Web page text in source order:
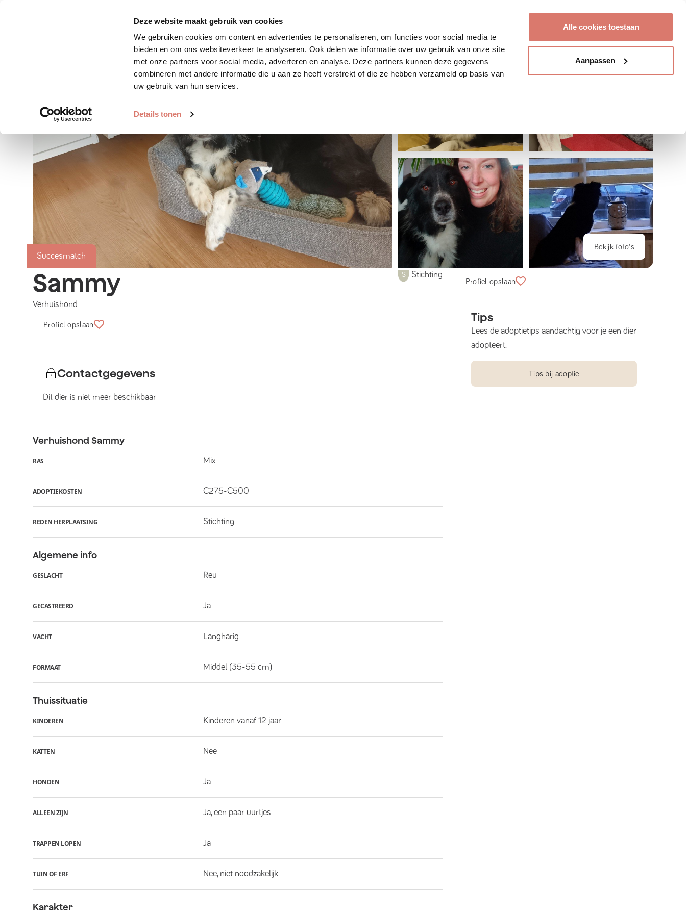
Deze website maakt gebruik van cookies
We gebruiken cookies om content en advertenties te personaliseren, om functies voor social media te
bieden en om ons websiteverkeer te analyseren. Ook delen we informatie over uw gebruik van onze site
met onze partners voor social media, adverteren en analyse. Deze partners kunnen deze gegevens
combineren met andere informatie die u aan ze heeft verstrekt of die ze hebben verzameld op basis van
uw gebruik van hun services.
Details tonen
Alle cookies toestaan
Aanpassen
Zoek huisdier Plaats huisdier Hoe werkt het?
Succesmatch
Bekijk foto's
Sammy
Verhuishond
Stichting
Profiel opslaan
Contactgegevens
Dit dier is niet meer beschikbaar
Verhuishond Sammy
RAS Mix
ADOPTIEKOSTEN €275-€500
REDEN HERPLAATSING Stichting
Algemene info
GESLACHT Reu
GECASTREERD Ja
VACHT Langharig
FORMAAT Middel (35-55 cm)
Thuissituatie
KINDEREN Kinderen vanaf 12 jaar
KATTEN Nee
HONDEN Ja
ALLEEN ZIJN Ja, een paar uurtjes
TRAPPEN LOPEN Ja
TUIN OF ERF Nee, niet noodzakelijk
Karakter
Profiel opslaan
Tips
Lees de adoptietips aandachtig voor je een dier
adopteert.
Tips bij adoptie